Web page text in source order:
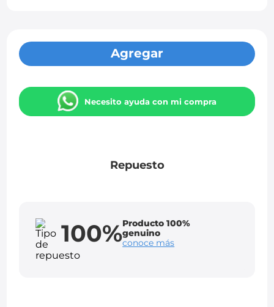
Agregar
Necesito ayuda con mi compra
Repuesto
100%Producto 100%
genuino
conoce más